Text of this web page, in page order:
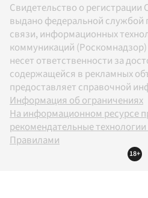
Свидетельство о
выдано федеральной службой
связи, информационных
коммуникаций (Роскомнадзор)
несет ответственности за
содержащейся в рекламных
предоставляет справочной
Информация об ограничениях
На информационном ресурсе
рекомендательные
Правилами
18+